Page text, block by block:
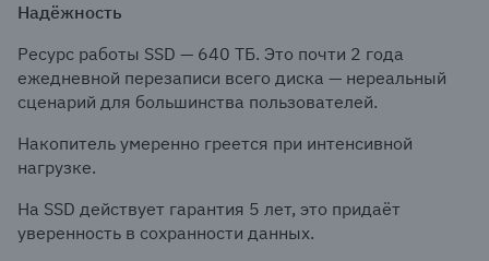
Надёжность
Ресурс работы SSD — 640 ТБ. Это почти 2 года
ежедневной перезаписи всего диска — нереальный
сценарий для большинства пользователей.
Накопитель умеренно греется при интенсивной
нагрузке.
На SSD действует гарантия 5 лет, это придаёт
уверенность в сохранности данных.